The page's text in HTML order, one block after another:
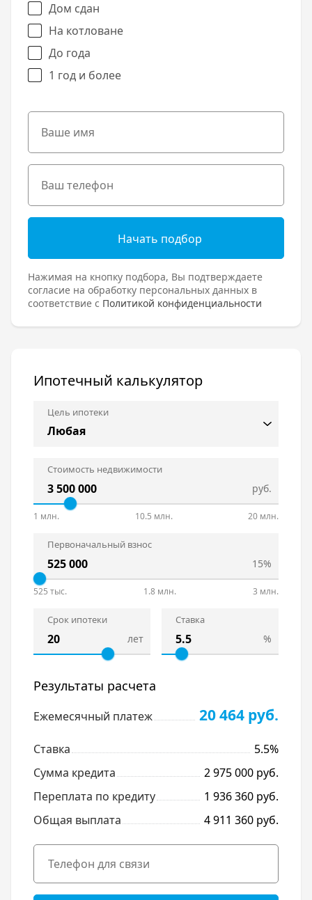
Дом сдан
На котловане
До года
1 год и более
Начать подбор
Нажимая на кнопку подбора, Вы подтверждаете
согласие на обработку персональных данных в
соответствие с Политикой конфиденциальности
Ипотечный калькулятор
Цель ипотеки
Стоимость недвижимости
руб.
1 млн. 10.5 млн. 20 млн.
Первоначальный взнос
15%
525 тыс. 1.8 млн. 3 млн.
Срок ипотеки
лет
Ставка
%
Результаты расчета
Ежемесячный платеж 20 464 руб.
Ставка
5.5%
Сумма кредита
2 975 000 руб.
Переплата по кредиту
1 936 360 руб.
Общая выплата
4 911 360 руб.